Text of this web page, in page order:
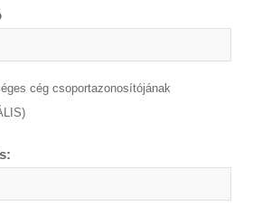
cég csoportazonosítójának